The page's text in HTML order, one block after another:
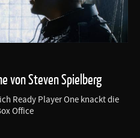
von Steven Spielberg
Ready Player One knackt die
Office